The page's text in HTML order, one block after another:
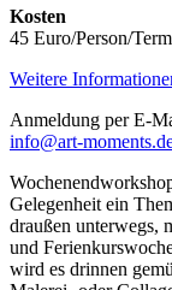
Kosten
45 Euro/Person/
Weitere
Anmeldung per E-
info@art-
Gelegenheit ein
draußen unterwegs,
und
wird es drinnen